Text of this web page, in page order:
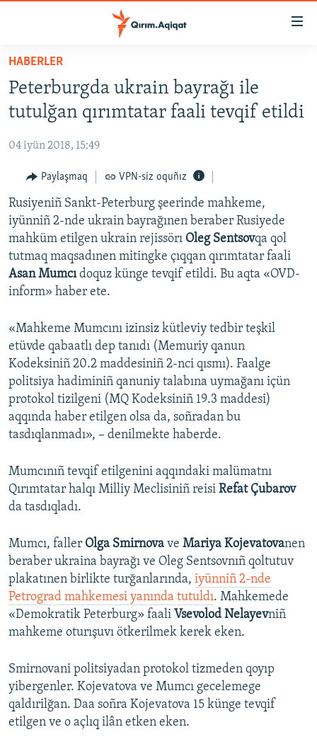
Esas
qaytmaq
Baş
navigatsiyağa
qaytmaq
qaytmaq
HABERLER
SİYASET
İQTİSADİYAT
CEMİYET
MEDENİYET
İNSAN AQLARI
VİDEO
SÜRET
BLOGLAR
Русский
Українською
QOŞULIÑIZ!
RFE/RS bütün saytları
HABERLER
Peterburgda ukrain bayrağı ile
tutulğan qırımtatar faali tevqif etildi
04 iyün 2018, 15:49
Paylaşmaq VPN-siz oquñız
Rusiyeniñ Sankt-Peterburg şeerinde mahkeme,
iyünniñ 2-nde ukrain bayrağınen beraber Rusiyede
mahküm etilgen ukrain rejissörı Oleg Sentsovqa qol
tutmaq maqsadınen mitingke çıqqan qırımtatar faali
Asan Mumcıdoquz künge tevqif etildi. Bu aqta «OVD-
inform» haber ete.
«Mahkeme Mumcını izinsiz kütleviy tedbir teşkil
etüvde qabaatlı dep tanıdı (Memuriy qanun
Kodeksiniñ 20.2 maddesiniñ 2-nci qısmı). Faalge
politsiya hadiminiñ qanuniy talabına uymağanı içün
protokol tizilgeni (MQ Kodeksiniñ 19.3 maddesi)
aqqında haber etilgen olsa da, soñradan bu
tasdıqlanmadı», – denilmekte haberde.
Mumcınıñ tevqif etilgenini aqqındaki malümatnı
Qırımtatar halqı Milliy Meclisiniñ reisi Refat Çubarov
da tasdıqladı.
Mumcı, faller Olga Smirnova ve Mariya Kojevatovanen
beraber ukraina bayrağı ve Oleg Sentsovnıñ qoltutuv
plakatınen birlikte turğanlarında, iyünniñ 2-nde
Petrograd mahkemesi yanında tutuldı. Mahkemede
«Demokratik Peterburg» faali Vsevolod Nelayevniñ
mahkeme oturışuvı ötkerilmek kerek eken.
Smirnovani politsiyadan protokol tizmeden qoyıp
yibergenler. Kojevatova ve Mumcı gecelemege
qaldırilğan. Daa soñra Kojevatova 15 künge tevqif
etilgen ve o açlıq ilân etken eken.